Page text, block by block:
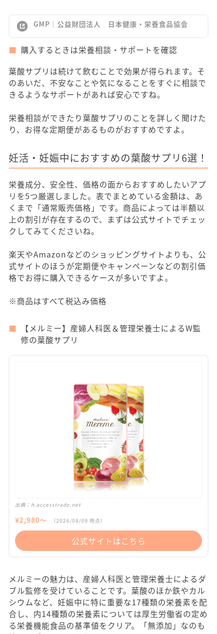
GMP｜公益財団法人 日本健康・栄養食品協会
購入するときは栄養相談・サポートを確認
葉酸サプリは続けて飲むことで効果が得られます。そ
のあいだ、不安なことや気になることをすぐに相談で
きるようなサポートがあれば安心ですね。
栄養相談ができたり葉酸サプリのことを詳しく聞けた
り、お得な定期便があるものがおすすめですよ。
妊活・妊娠中におすすめの葉酸サプリ6選！
栄養成分、安全性、価格の面からおすすめしたいアプ
リを5つ厳選しました。表でまとめている金額は、あ
くまで「通常販売価格」です。商品によっては半額以
上の割引が存在するので、まずは公式サイトでチェッ
クしてみてくださいね。
楽天やAmazonなどのショッピングサイトよりも、公
式サイトのほうが定期便やキャンペーンなどの割引価
格でお得に購入できるケースが多いですよ。
※商品はすべて税込み価格
【メルミー】産婦人科医＆管理栄養士によるW監
修の葉酸サプリ
出典： h.accesstrade.net
¥2,980〜 （2026/08/09 時点）
公式サイトはこちら
メルミーの魅力は、産婦人科医と管理栄養士によるダ
ブル監修を受けていることです。葉酸のほか鉄やカル
シウムなど、妊娠中に特に重要な17種類の栄養素を配
合し、内14種類の栄養素については厚生労働省の定め
る栄養機能食品の基準値をクリア。「無添加」なのも